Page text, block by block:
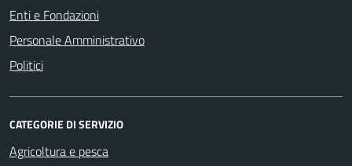
Enti e Fondazioni
Personale Amministrativo
Politici
CATEGORIE DI SERVIZIO
Agricoltura e pesca